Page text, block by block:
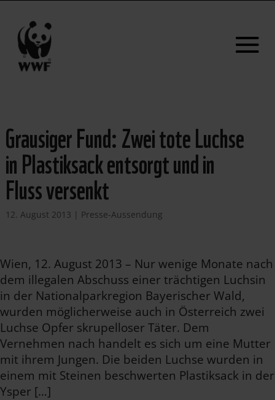
Grausiger Fund: Zwei tote Luchse
in Plastiksack entsorgt und in
Fluss versenkt
12. August 2013 | Presse-Aussendung
Wien, 12. August 2013 – Nur wenige Monate nach
dem illegalen Abschuss einer trächtigen Luchsin
in der Nationalparkregion Bayerischer Wald,
wurden möglicherweise auch in Österreich zwei
Luchse Opfer skrupelloser Täter. Dem
Vernehmen nach handelt es sich um eine Mutter
mit ihrem Jungen. Die beiden Luchse wurden in
einem mit Steinen beschwerten Plastiksack in der
Ysper […]